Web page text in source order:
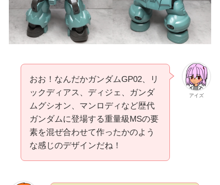
アイズ
おお！なんだかガンダムGP02、リ
ックディアス、ディジェ、ガンダ
ムグシオン、マンロディなど歴代
ガンダムに登場する重量級MSの要
素を混ぜ合わせて作ったかのよう
な感じのデザインだね！